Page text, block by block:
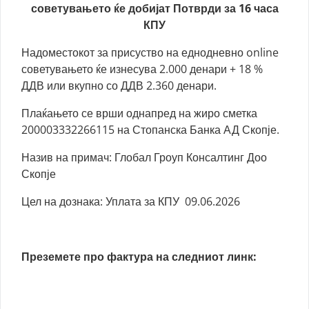
советувањето ќе добијат Потврди за 16 часа
КПУ
Надоместокот за присуство на еднодневно online
советувањето ќе изнесува 2.000 денари + 18 %
ДДВ или вкупно со ДДВ 2.360 денари.
Плаќањето се врши однапред на жиро сметка
200003332266115 на Стопанска Банка АД Скопје.
Назив на примач: Глобал Гроуп Консалтинг Доо
Скопје
Цел на дознака: Уплата за КПУ 09.06.2026
Преземете про фактура на следниот линк: